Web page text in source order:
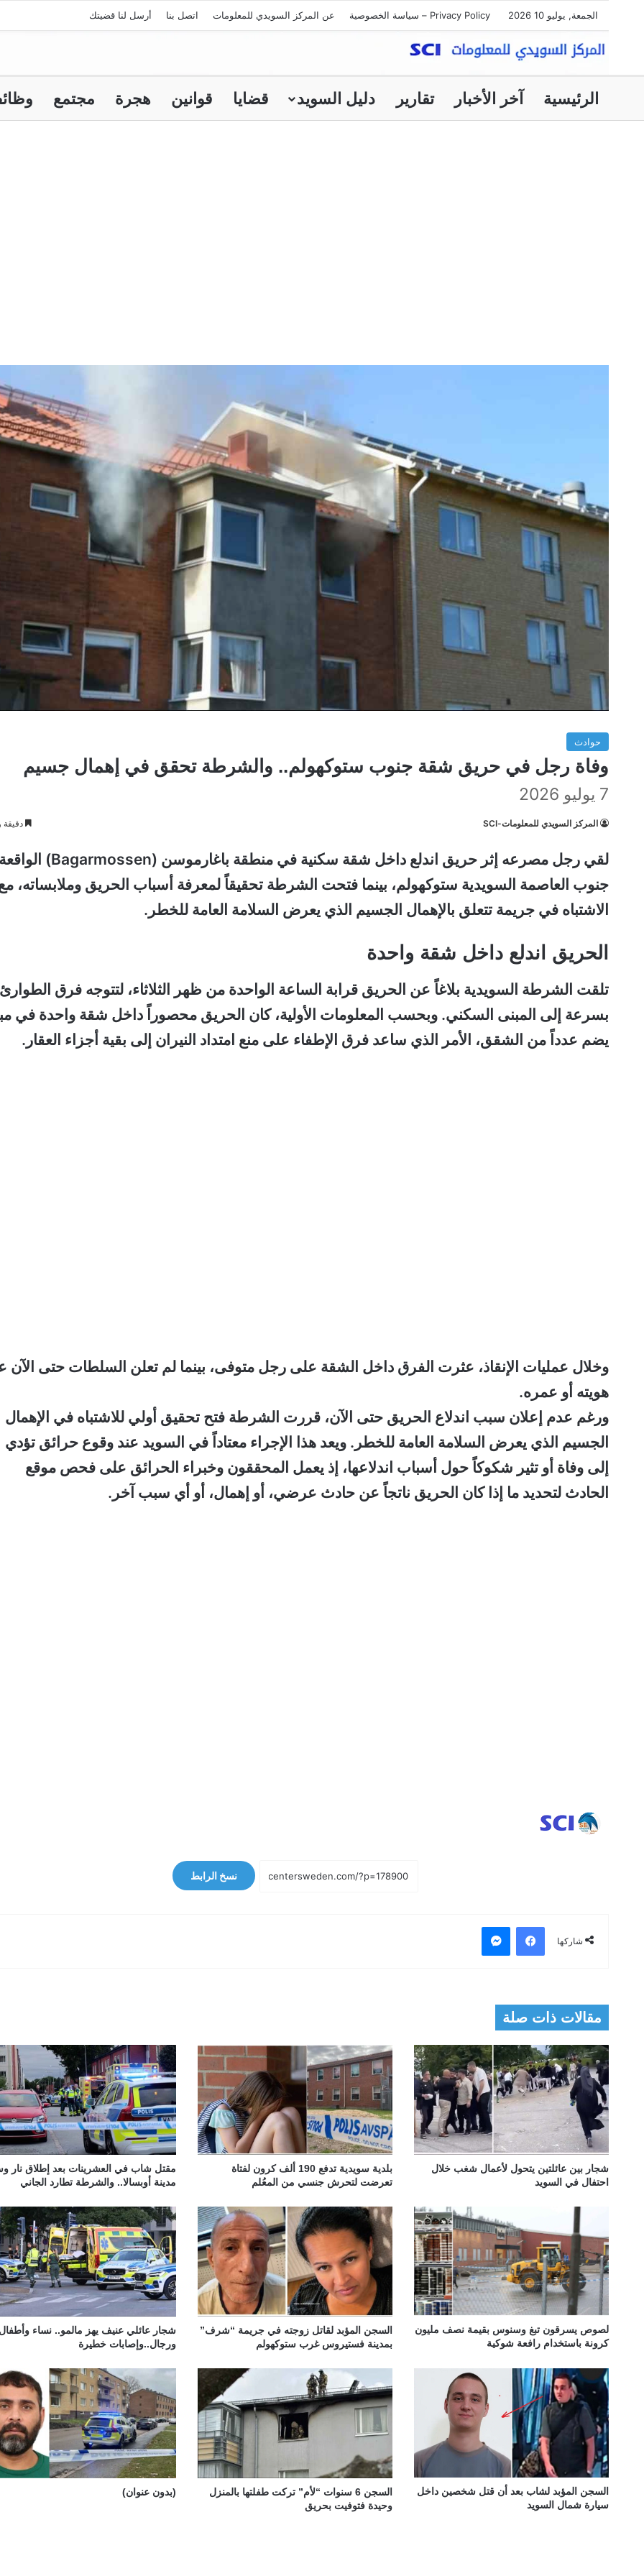
الجمعة, يوليو 10 2026 Privacy Policy – سياسة الخصوصية عن المركز السويدي للمعلومات اتصل بنا أرسل لنا قضيتك
الرئيسية آخر الأخبار تقارير دليل السويد قضايا قوانين هجرة مجتمع
حوادث
وفاة رجل في حريق شقة جنوب ستوكهولم.. والشرطة تحقق في إهمال جسيم
7 يوليو 2026
المركز السويدي للمعلومات-SCI دقيقة
لقي رجل مصرعه إثر حريق اندلع داخل شقة سكنية في منطقة باغارموسن (Bagarmossen) الواقعة
جنوب العاصمة السويدية ستوكهولم، بينما فتحت الشرطة تحقيقاً لمعرفة أسباب الحريق وملابساته،
الاشتباه في جريمة تتعلق بالإهمال الجسيم الذي يعرض السلامة العامة للخطر.
الحريق اندلع داخل شقة واحدة
تلقت الشرطة السويدية بلاغاً عن الحريق قرابة الساعة الواحدة من ظهر الثلاثاء، لتتوجه فرق الطوارئ
بسرعة إلى المبنى السكني. وبحسب المعلومات الأولية، كان الحريق محصوراً داخل شقة واحدة في
يضم عدداً من الشقق، الأمر الذي ساعد فرق الإطفاء على منع امتداد النيران إلى بقية أجزاء العقار.
وخلال عمليات الإنقاذ، عثرت الفرق داخل الشقة على رجل متوفى، بينما لم تعلن السلطات حتى الآن
هويته أو عمره.
ورغم عدم إعلان سبب اندلاع الحريق حتى الآن، قررت الشرطة فتح تحقيق أولي للاشتباه في الإهمال
الجسيم الذي يعرض السلامة العامة للخطر. ويعد هذا الإجراء معتاداً في السويد عند وقوع حرائق تؤدي
إلى وفاة أو تثير شكوكاً حول أسباب اندلاعها، إذ يعمل المحققون وخبراء الحرائق على فحص موقع
الحادث لتحديد ما إذا كان الحريق ناتجاً عن حادث عرضي، أو إهمال، أو أي سبب آخر.
نسخ الرابط
شاركها
فيسبوك ماسنجر
مقالات ذات صلة
شجار بين عائلتين يتحول لأعمال شغب خلال
احتفال في السويد
بلدية سويدية تدفع 190 ألف كرون لفتاة
تعرضت لتحرش جنسي من المعُلم
مقتل شاب في العشرينات بعد إطلاق نار
مدينة أوبسالا.. والشرطة تطارد الجاني
لصوص يسرقون تبغ وسنوس بقيمة نصف مليون
كرونة باستخدام رافعة شوكية
السجن المؤبد لقاتل زوجته في جريمة “شرف”
بمدينة فستيروس غرب ستوكهولم
شجار عائلي عنيف يهز مالمو.. نساء وأطفال
ورجال..وإصابات خطيرة
السجن المؤبد لشاب بعد أن قتل شخصين داخل
سيارة شمال السويد
السجن 6 سنوات “لأم” تركت طفلتها بالمنزل
وحيدة فتوفيت بحريق
(بدون عنوان)